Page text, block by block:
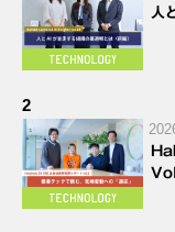
人
2